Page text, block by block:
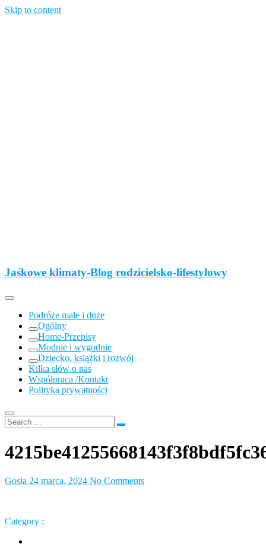
Skip to content
Jaśkowe klimaty-Blog rodzicielsko-
z dzieckiem, lubimy podróże, odkrywamy miejsca przyjazne
Jaśkowe klimaty-Blog rodzicielsko-lifestylowy
Podróże małe i duże
Ogólny
Home-Przepisy
Modnie i wygodnie
Dziecko, książki i rozwój
Kilka słów o nas
Współpraca /Kontakt
Polityka prywatności
Gosia 24 marca, 2024 No Comments
Category :